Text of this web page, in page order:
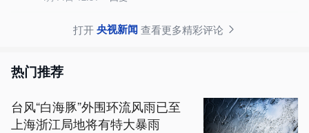
打开央视新闻查看更多精彩评论
热门推荐
台风“白海豚”外围环流风雨已至
上海浙江局地将有特大暴雨